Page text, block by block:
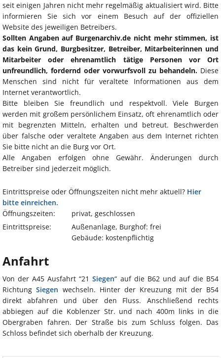
seit einigen Jahren nicht mehr regelmäßig aktualisiert wird. Bitte
informieren Sie sich vor einem Besuch auf der offiziellen
Website des jeweiligen Betreibers.
Sollten Angaben auf Burgenarchiv.de nicht mehr stimmen, ist
das kein Grund, Burgbesitzer, Betreiber, Mitarbeiterinnen und
Mitarbeiter oder ehrenamtlich tätige Personen vor Ort
unfreundlich, fordernd oder vorwurfsvoll zu behandeln. Diese
Menschen sind nicht für veraltete Informationen aus dem
Internet verantwortlich.
Bitte bleiben Sie freundlich und respektvoll. Viele Burgen
werden mit großem persönlichem Einsatz, oft ehrenamtlich oder
mit begrenzten Mitteln, erhalten und betreut. Beschwerden
über falsche oder veraltete Angaben aus dem Internet richten
Sie bitte nicht an die Burg vor Ort.
Alle Angaben erfolgen ohne Gewähr. Änderungen durch
Betreiber sind jederzeit möglich.
Eintrittspreise oder Öffnungszeiten nicht mehr aktuell? Hier
bitte einreichen.
Öffnungszeiten:
privat, geschlossen
Eintrittspreise:
Außenanlage, Burghof: frei
Gebäude: kostenpflichtig
Anfahrt
Von der A45 Ausfahrt “21Siegen“ auf die B62 und auf die B54
RichtungSiegen wechseln. Hinter der Kreuzung mit der B54
direkt abfahren und über den Fluss. Anschließend rechts
abbiegen auf die Koblenzer Str. und nach 400m links in die
Obergraben fahren. Der Straße bis zum Schluss folgen. Das
Schloss befindet sich oberhalb der Kreuzung.